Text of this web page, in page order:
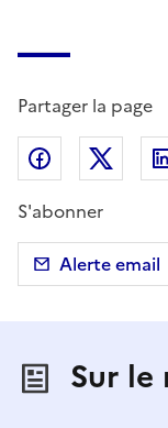
Partager la page
Partager
S'abonner
Alerte email
Sur le